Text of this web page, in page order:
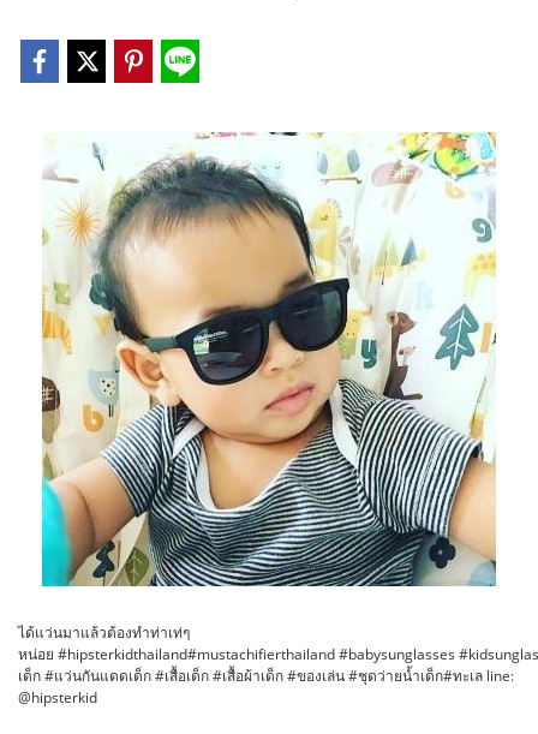
ได้แว่นมาแล้วต้องทำท่าเท่ๆ
หน่อย #hipsterkidthailand#mustachifierthailand #babysunglasses
เด็ก #แว่นกันแดดเด็ก #เสื้อเด็ก #เสื้อผ้าเด็ก #ของเล่น #ชุดว่ายน้ำเด็ก#ทะเล line:
@hipsterkid